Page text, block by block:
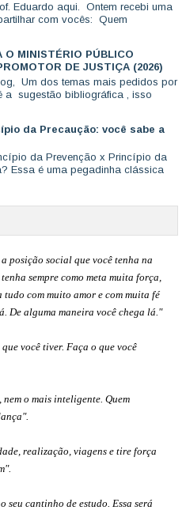
Eduardo aqui. Ontem recebi uma
com vocês: Quem
O MINISTÉRIO PÚBLICO
DE JUSTIÇA (2026)
Um dos temas mais pedidos por
a sugestão bibliográfica , isso
da Precaução: você sabe a
da Prevenção x Princípio da
Essa é uma pegadinha clássica
posição social que você tenha na
sempre como meta muita força,
com muito amor e com muita fé
De alguma maneira você chega lá."
você tiver. Faça o que você
o mais inteligente. Quem
realização, viagens e tire força
seu cantinho de estudo. Essa será